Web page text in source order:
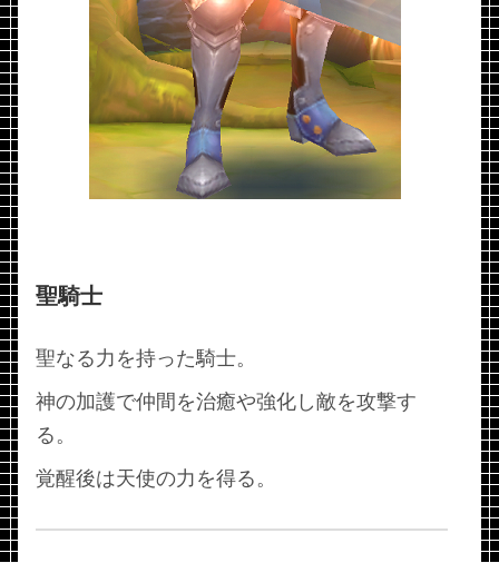
聖騎士
聖なる力を持った騎士。
神の加護で仲間を治癒や強化し敵を攻撃す
る。
覚醒後は天使の力を得る。